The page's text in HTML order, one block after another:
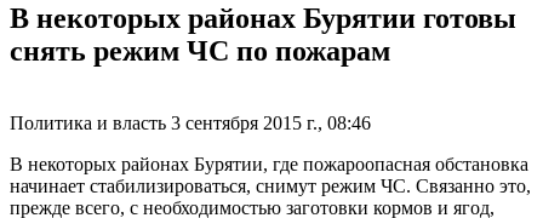
В некоторых районах Бурятии готовы
снять режим ЧС по пожарам
Политика и власть 3 сентября 2015 г., 08:46
В некоторых районах Бурятии, где пожароопасная обстановка
начинает стабилизироваться, снимут режим ЧС. Связанно это,
прежде всего, с необходимостью заготовки кормов и ягод,